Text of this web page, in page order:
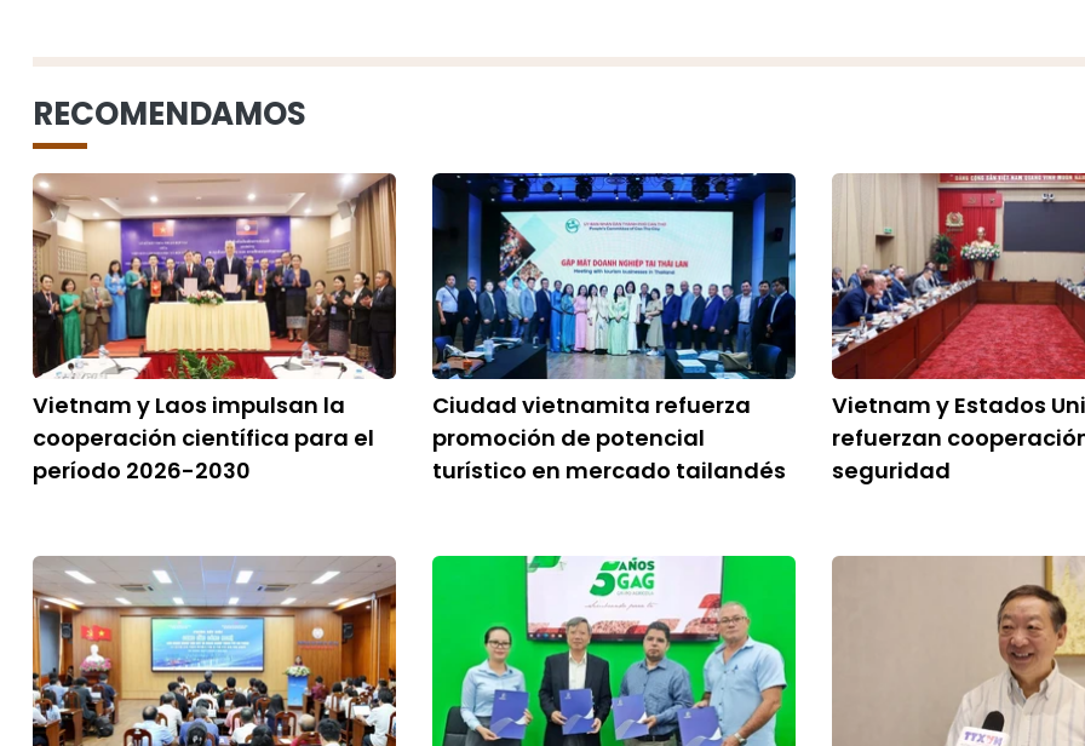
RECOMENDAMOS
Vietnam y Laos impulsan la
cooperación científica para el
período 2026-2030
Ciudad vietnamita refuerza
promoción de potencial
turístico en mercado tailandés
Vietnam y Estados
refuerzan
seguridad